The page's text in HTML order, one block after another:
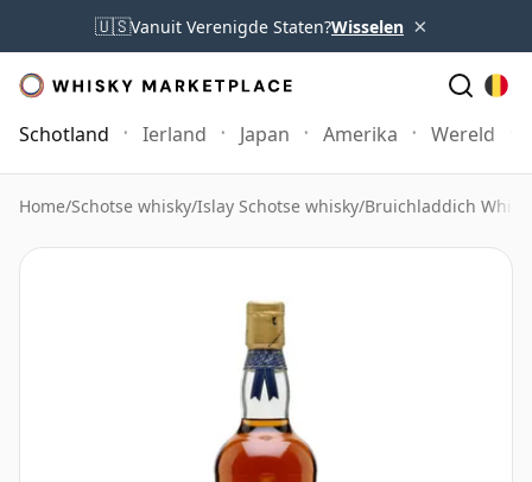
🇺🇸Vanuit Verenigde Staten?Wisselen ×
Schotland Ierland Japan Amerika Wereld
Home/Schotse whisky/Islay Schotse whisky/Bruichladdich